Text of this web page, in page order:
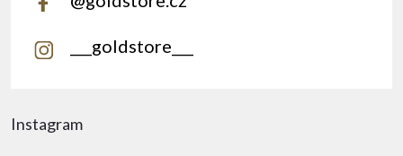
Instagram
___goldstore___